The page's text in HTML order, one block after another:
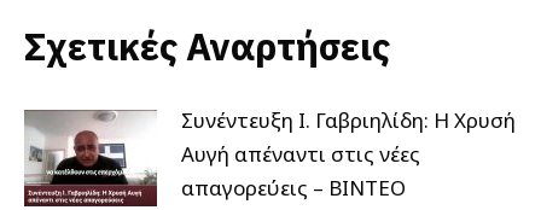
Σχετικές Αναρτήσεις
Συνέντευξη Ι. Γαβριηλίδη: Η Χρυσή
Αυγή απέναντι στις νέες
απαγορεύεις – ΒΙΝΤΕΟ